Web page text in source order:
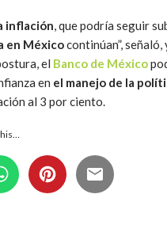
inflación, que podría seguir
en Méxicocontinúan”, señaló,
el Banco de México
en el manejo de la
al 3 por ciento.